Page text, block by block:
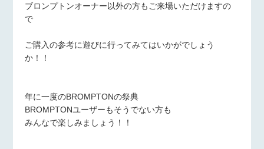
ブロンプトンオーナー以外の方もご来場いただけますの
で
ご購入の参考に遊びに行ってみてはいかがでしょう
か！！
年に一度のBROMPTONの祭典
BROMPTONユーザーもそうでない方も
みんなで楽しみましょう！！